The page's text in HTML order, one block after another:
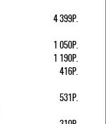
4 399Р.
1 050Р.
1 190Р.
416Р.
531Р.